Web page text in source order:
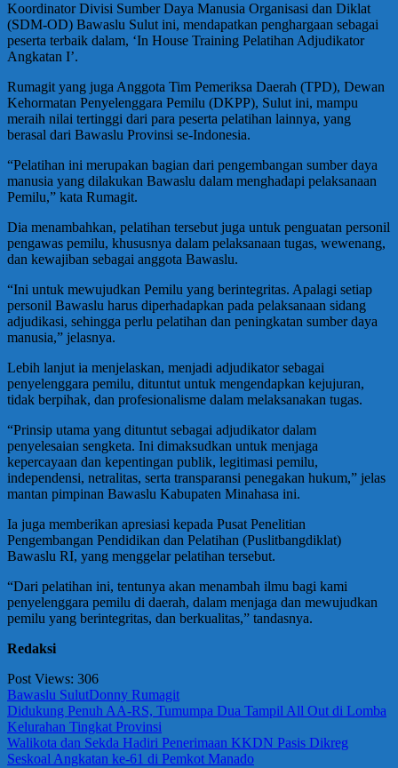
Koordinator Divisi Sumber Daya Manusia Organisasi dan Diklat
(SDM-OD) Bawaslu Sulut ini, mendapatkan penghargaan sebagai
peserta terbaik dalam, ‘In House Training Pelatihan Adjudikator
Angkatan I’.
Rumagit yang juga Anggota Tim Pemeriksa Daerah (TPD), Dewan
Kehormatan Penyelenggara Pemilu (DKPP), Sulut ini, mampu
meraih nilai tertinggi dari para peserta pelatihan lainnya, yang
berasal dari Bawaslu Provinsi se-Indonesia.
“Pelatihan ini merupakan bagian dari pengembangan sumber daya
manusia yang dilakukan Bawaslu dalam menghadapi pelaksanaan
Pemilu,” kata Rumagit.
Dia menambahkan, pelatihan tersebut juga untuk penguatan personil
pengawas pemilu, khususnya dalam pelaksanaan tugas, wewenang,
dan kewajiban sebagai anggota Bawaslu.
“Ini untuk mewujudkan Pemilu yang berintegritas. Apalagi setiap
personil Bawaslu harus diperhadapkan pada pelaksanaan sidang
adjudikasi, sehingga perlu pelatihan dan peningkatan sumber daya
manusia,” jelasnya.
Lebih lanjut ia menjelaskan, menjadi adjudikator sebagai
penyelenggara pemilu, dituntut untuk mengendapkan kejujuran,
tidak berpihak, dan profesionalisme dalam melaksanakan tugas.
“Prinsip utama yang dituntut sebagai adjudikator dalam
penyelesaian sengketa. Ini dimaksudkan untuk menjaga
kepercayaan dan kepentingan publik, legitimasi pemilu,
independensi, netralitas, serta transparansi penegakan hukum,” jelas
mantan pimpinan Bawaslu Kabupaten Minahasa ini.
Ia juga memberikan apresiasi kepada Pusat Penelitian
Pengembangan Pendidikan dan Pelatihan (Puslitbangdiklat)
Bawaslu RI, yang menggelar pelatihan tersebut.
“Dari pelatihan ini, tentunya akan menambah ilmu bagi kami
penyelenggara pemilu di daerah, dalam menjaga dan mewujudkan
pemilu yang berintegritas, dan berkualitas,” tandasnya.
Redaksi
Post Views: 306
Bawaslu SulutDonny Rumagit
Navigasi
pos
Previous
Post:
Didukung Penuh AA-RS, Tumumpa Dua Tampil All Out di Lomba
Kelurahan Tingkat Provinsi
Next
Post:
Walikota dan Sekda Hadiri Penerimaan KKDN Pasis Dikreg
Seskoal Angkatan ke-61 di Pemkot Manado